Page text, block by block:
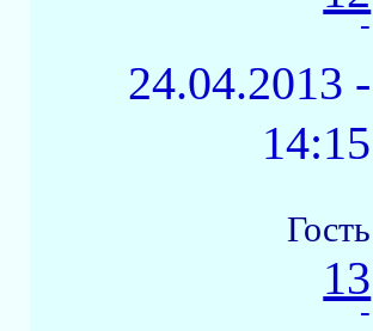
-
24.04.2013 -
14:15
Гость
13
-